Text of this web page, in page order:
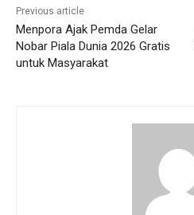
Previous article
Menpora Ajak Pemda Gelar
Nobar Piala Dunia 2026 Gratis
untuk Masyarakat